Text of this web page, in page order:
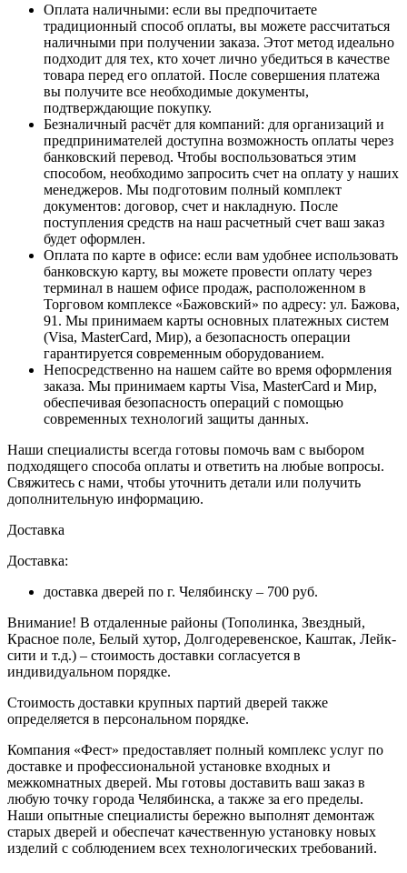
Оплата наличными: если вы предпочитаете
традиционный способ оплаты, вы можете рассчитаться
наличными при получении заказа. Этот метод идеально
подходит для тех, кто хочет лично убедиться в качестве
товара перед его оплатой. После совершения платежа
вы получите все необходимые документы,
подтверждающие покупку.
Безналичный расчёт для компаний: для организаций и
предпринимателей доступна возможность оплаты через
банковский перевод. Чтобы воспользоваться этим
способом, необходимо запросить счет на оплату у наших
менеджеров. Мы подготовим полный комплект
документов: договор, счет и накладную. После
поступления средств на наш расчетный счет ваш заказ
будет оформлен.
Оплата по карте в офисе: если вам удобнее использовать
банковскую карту, вы можете провести оплату через
терминал в нашем офисе продаж, расположенном в
Торговом комплексе «Бажовский» по адресу: ул. Бажова,
91. Мы принимаем карты основных платежных систем
(Visa, MasterCard, Мир), а безопасность операции
гарантируется современным оборудованием.
Непосредственно на нашем сайте во время оформления
заказа. Мы принимаем карты Visa, MasterCard и Мир,
обеспечивая безопасность операций с помощью
современных технологий защиты данных.
Наши специалисты всегда готовы помочь вам с выбором
подходящего способа оплаты и ответить на любые вопросы.
Свяжитесь с нами, чтобы уточнить детали или получить
дополнительную информацию.
Доставка
Доставка:
доставка дверей по г. Челябинску – 700 руб.
Внимание! В отдаленные районы (Тополинка, Звездный,
Красное поле, Белый хутор, Долгодеревенское, Каштак, Лейк-
сити и т.д.) – стоимость доставки согласуется в
индивидуальном порядке.
Стоимость доставки крупных партий дверей также
определяется в персональном порядке.
Компания «Фест» предоставляет полный комплекс услуг по
доставке и профессиональной установке входных и
межкомнатных дверей. Мы готовы доставить ваш заказ в
любую точку города Челябинска, а также за его пределы.
Наши опытные специалисты бережно выполнят демонтаж
старых дверей и обеспечат качественную установку новых
изделий с соблюдением всех технологических требований.